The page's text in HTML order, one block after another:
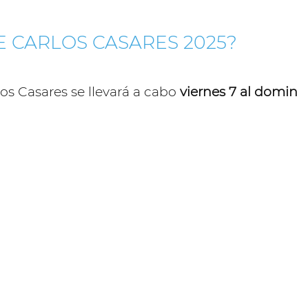
CASARES 2025?
Casares se llevará a cabo viernes 7 al